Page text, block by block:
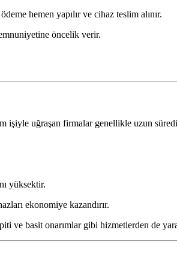
hemen yapılır ve cihaz teslim alınır.
öncelik verir.
işiyle uğraşan firmalar genellikle uzun
yüksektir.
ekonomiye kazandırır.
ve basit onarımlar gibi hizmetlerden de